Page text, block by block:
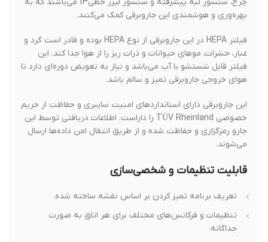
بهره‌وری و هوشمندی این جاروبرقی کمک می‌کنند.
فیلتر HEPA در این جاروبرقی از نوع HEPA بوده و قادر است گرد و
غبار، حشرات، موهای حیوانات و ذرات ریز را از هوا جدا کند. این
فیلتر قابل شستشو با آب می‌باشد و نیاز به تعویض دوره‌ای دارد تا
هوای خروجی جاروبرقی تمیز و سالم باشد.
این جاروبرقی دارای استانداردهای امنیت سایبری و حفاظت از حریم
خصوصی TÜV Rheinland را داراست. اطلاعات دریافتی توسط این
جارو رمزگزاری و حفاظت شده و از طریق انتقال امن داده‌ها ارسال
می‌شوند.
قابلیت تنظیمات و شخصی‌سازی
تعریف برنامه تمیز کردن بر اساس نقشه ساخته شده.
تنظیمات و فرکانس‌های مختلف برای هر اتاق به صورت
جداگانه.